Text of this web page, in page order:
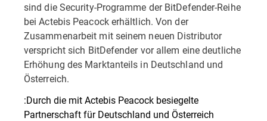
sind die Security-Programme der BitDefender-Reihe
bei Actebis Peacock erhältlich. Von der
Zusammenarbeit mit seinem neuen Distributor
verspricht sich BitDefender vor allem eine deutliche
Erhöhung des Marktanteils in Deutschland und
Österreich.
:Durch die mit Actebis Peacock besiegelte
Partnerschaft für Deutschland und Österreich